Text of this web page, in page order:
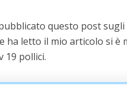
questo post
ha letto il mio articolo si è
19 pollici.